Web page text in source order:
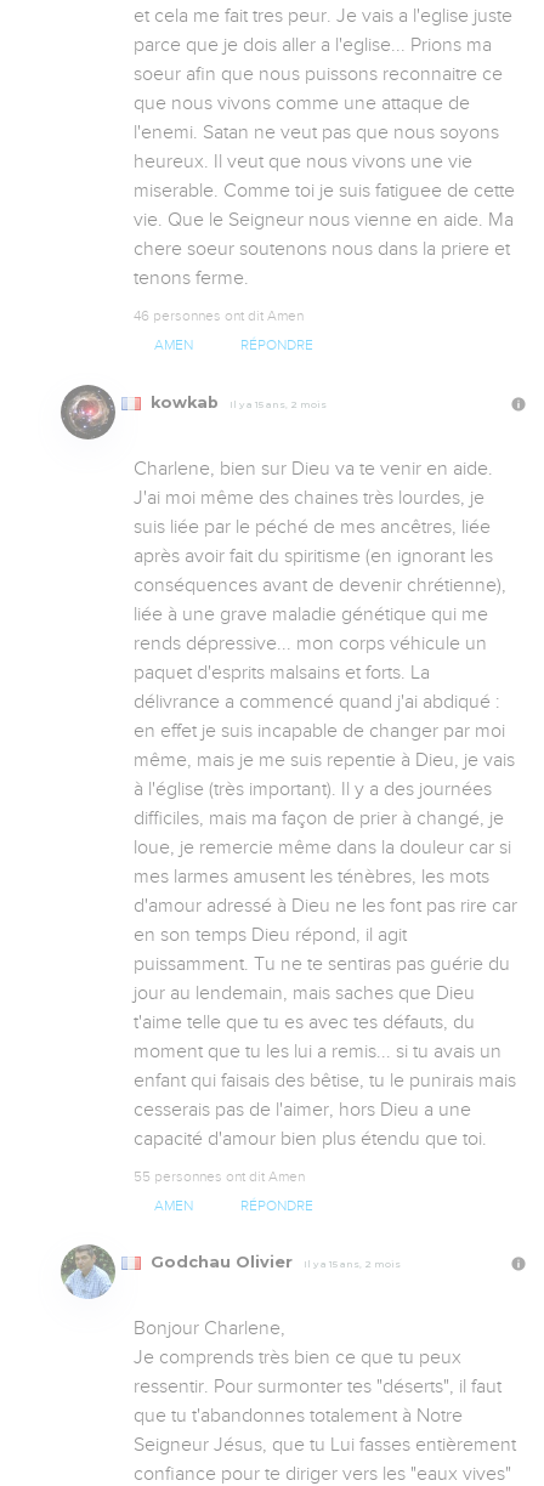
et cela me fait tres peur. Je vais a l'eglise juste
parce que je dois aller a l'eglise... Prions ma
soeur afin que nous puissons reconnaitre ce
que nous vivons comme une attaque de
l'enemi. Satan ne veut pas que nous soyons
heureux. Il veut que nous vivons une vie
miserable. Comme toi je suis fatiguee de cette
vie. Que le Seigneur nous vienne en aide. Ma
chere soeur soutenons nous dans la priere et
tenons ferme.
46 personnes ont dit Amen
AMEN RÉPONDRE
kowkab Il y a 15 ans, 2 mois
Charlene, bien sur Dieu va te venir en aide.
J'ai moi même des chaines très lourdes, je
suis liée par le péché de mes ancêtres, liée
après avoir fait du spiritisme (en ignorant les
conséquences avant de devenir chrétienne),
liée à une grave maladie génétique qui me
rends dépressive... mon corps véhicule un
paquet d'esprits malsains et forts. La
délivrance a commencé quand j'ai abdiqué :
en effet je suis incapable de changer par moi
même, mais je me suis repentie à Dieu, je vais
à l'église (très important). Il y a des journées
difficiles, mais ma façon de prier à changé, je
loue, je remercie même dans la douleur car si
mes larmes amusent les ténèbres, les mots
d'amour adressé à Dieu ne les font pas rire car
en son temps Dieu répond, il agit
puissamment. Tu ne te sentiras pas guérie du
jour au lendemain, mais saches que Dieu
t'aime telle que tu es avec tes défauts, du
moment que tu les lui a remis... si tu avais un
enfant qui faisais des bêtise, tu le punirais mais
cesserais pas de l'aimer, hors Dieu a une
capacité d'amour bien plus étendu que toi.
55 personnes ont dit Amen
AMEN RÉPONDRE
Godchau Olivier Il y a 15 ans, 2 mois
Bonjour Charlene,
Je comprends très bien ce que tu peux
ressentir. Pour surmonter tes "déserts", il faut
que tu t'abandonnes totalement à Notre
Seigneur Jésus, que tu Lui fasses entièrement
confiance pour te diriger vers les "eaux vives"